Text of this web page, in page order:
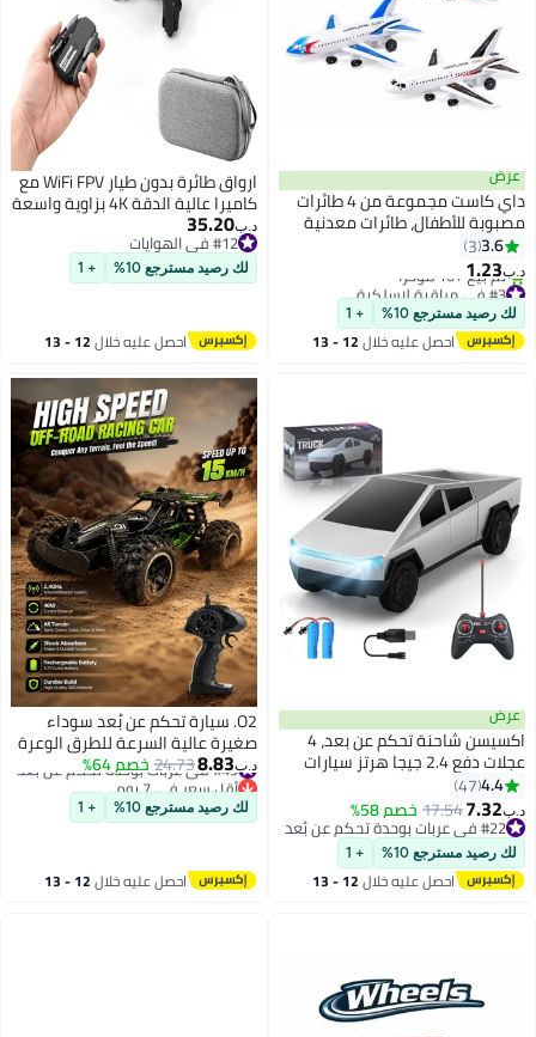
عرض
داي كاست مجموعة من 4 طائرات
مصبوبة للأطفال، طائرات معدنية
صغيرة بعجلات، طائرات ألعاب للأولاد
والبنات، طائرات تعمل بالسحب
للخلف، مجموعة ألعاب طيران
للأطفال، هدايا للحفلات، هدايا
للأطفال الصغار
3.6
3
د.ب‏1.23
#3 في مراقبة لاسلكية
أقل سعر في 30 يوم
تم بيع +10 مؤخرًا
#3 في مراقبة لاسلكية
لك رصيد مسترجع 10% + 1
احصل عليه خلال 12 - 13
ارواق طائرة بدون طيار WiFi FPV مع
كاميرا عالية الدقة 4K بزاوية واسعة
120 درجة
د.ب‏35.20
#12 في الهوايات
#12 في الهوايات
لك رصيد مسترجع 10% + 1
احصل عليه خلال 12 - 13
عرض
اكسيسن شاحنة تحكم عن بعد، 4
عجلات دفع 2.4 جيجا هرتز سيارات
2.4 جيجا هرتز، شاحنة سايبرتروك
بمقياس 1:24، شاحنة كهربائية
لجميع التضاريس مع بطاريتين
ومؤثرات ضوئية، ألعاب عيد ميلاد
للأطفال
4.4
47
د.ب‏7.32
17.54خصم 58%
#22 في عربات بوحدة تحكم عن بُعد
#22 في عربات بوحدة تحكم عن بُعد
لك رصيد مسترجع 10% + 1
احصل عليه خلال 12 - 13
O2. سيارة تحكم عن بُعد سوداء
صغيرة عالية السرعة للطرق الوعرة
بسرعة تصل إلى 15 كم/ساعة،
سيارة سباق RC بنظام 2.4GHz مع
بطارية 3.7 فولت قابلة للشحن وكابل
USB وممتصات صدمات معدنية
د.ب‏8.83
24.73خصم 64% #49 في عربات بوحدة تحكم عن بُعد
أقل سعر في 7 يوم
#49 في عربات بوحدة تحكم عن بُعد
لك رصيد مسترجع 10% + 1
احصل عليه خلال 12 - 13